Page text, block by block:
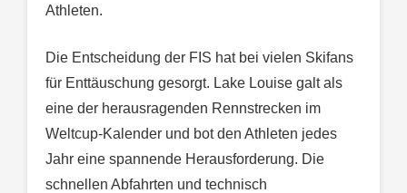
Athleten.
Die Entscheidung der FIS hat bei vielen Skifans
für Enttäuschung gesorgt. Lake Louise galt als
eine der herausragenden Rennstrecken im
Weltcup-Kalender und bot den Athleten jedes
Jahr eine spannende Herausforderung. Die
schnellen Abfahrten und technisch